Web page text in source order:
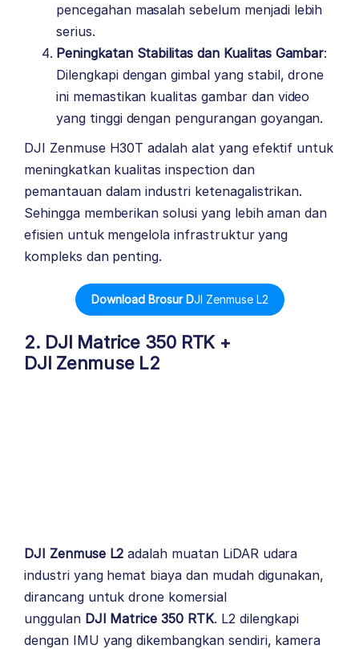
pencegahan masalah sebelum menjadi lebih
serius.
Peningkatan Stabilitas dan Kualitas Gambar:
Dilengkapi dengan gimbal yang stabil, drone
ini memastikan kualitas gambar dan video
yang tinggi dengan pengurangan goyangan.
DJI Zenmuse H30T adalah alat yang efektif untuk
meningkatkan kualitas inspection dan
pemantauan dalam industri ketenagalistrikan.
Sehingga memberikan solusi yang lebih aman dan
efisien untuk mengelola infrastruktur yang
kompleks dan penting.
Download Brosur DJI Zenmuse L2
2. DJI Matrice 350 RTK+
DJI Zenmuse L2
DJI Zenmuse L2 adalah muatan LiDAR udara
industri yang hemat biaya dan mudah digunakan,
dirancang untuk drone komersial
unggulan DJI Matrice 350 RTK. L2 dilengkapi
dengan IMU yang dikembangkan sendiri, kamera